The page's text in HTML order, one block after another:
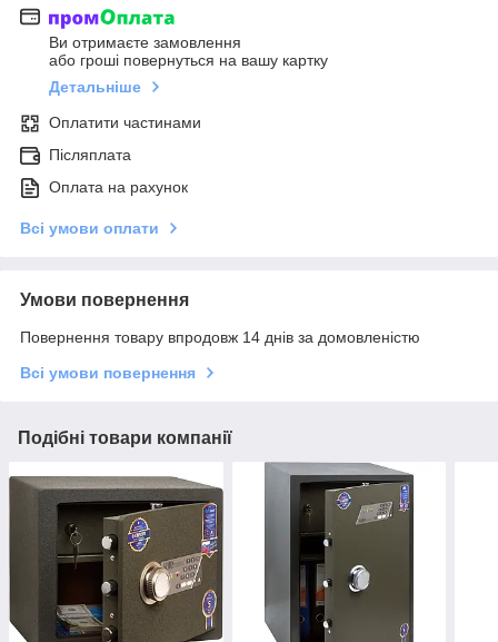
Ви отримаєте замовлення
або гроші повернуться на вашу картку
Детальніше
Оплатити частинами
Післяплата
Оплата на рахунок
Всі умови оплати
Умови повернення
Повернення товару впродовж 14 днів за домовленістю
Всі умови повернення
Подібні товари компанії